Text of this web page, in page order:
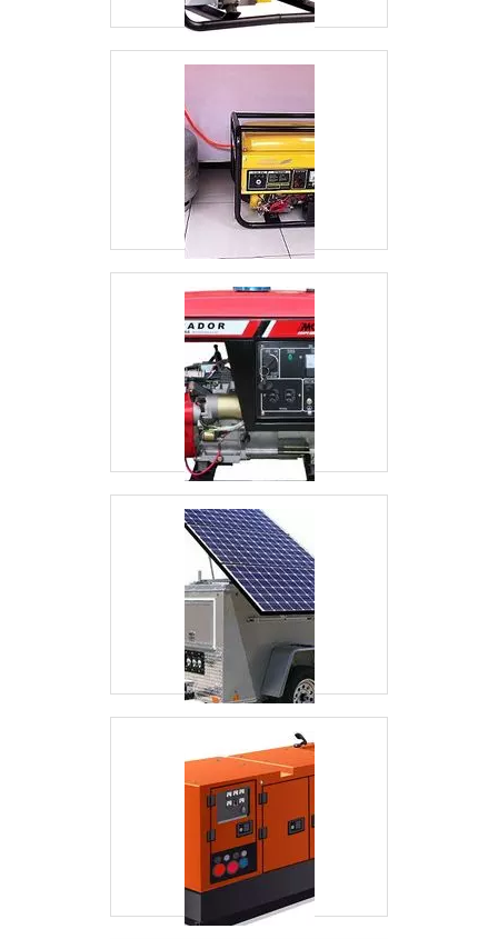
de demonstrar conhecimento e autoridade em
sua área de atuação. Os motivos pelos quais a
quando buscar por instalação de SPDA:
Comprometida com os serviços; Responsável;
Altamente qualificada; Inovadora; Segura.
QUALIDADES E PONTOS FORTES DA
EMPRESA Na Saneze Verde Energia existe o
que há de melhor em instalação de SPDA. São
opções variadas que a empresa oferece, como
dimensionamento de geradores e adequação
de tarifas de energia elétrica. É comprometida
com os serviços e segura, conquistas
adquiridas porque investiu em uma estrutura
que hoje conta com site totalmente seguro e
experiência de 19 anos no ramo de Engenharia
Elétrica. Tudo isso, somado a uma equipe com
colaboradores proativos e especialistas
dedicados, garante uma entrega de excelência
de ponta a ponta. Aproveite a visita para
acessar o nosso site e saber mais sobre a
empresa, nossos serviços e produtos. Se
preferir, entre em contato com um dos nossos
consultores e solicite um orçamento! .